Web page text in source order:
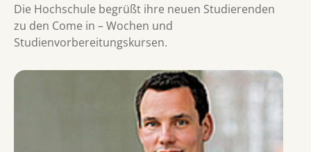
Die Hochschule begrüßt ihre neuen Studierenden
zu den Come in – Wochen und
Studienvorbereitungskursen.